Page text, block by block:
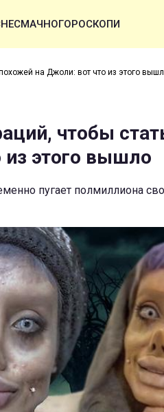
СМАЧНОГОРОСКОПИ
на Джоли: вот что из этого
чтобы
этого вышло
пугает полмиллиона